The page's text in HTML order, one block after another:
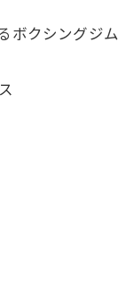
ボクシングジム